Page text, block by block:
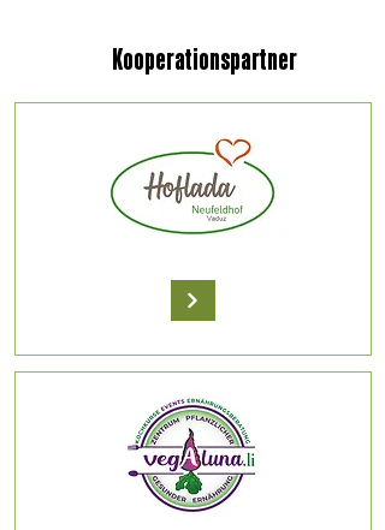
Kooperationspartner